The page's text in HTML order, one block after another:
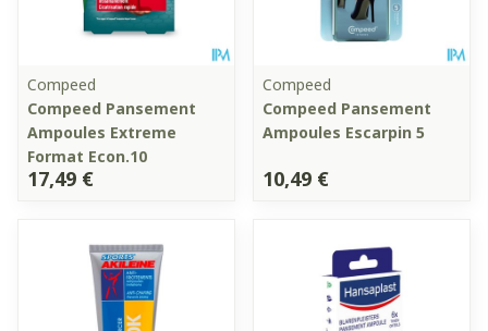
Compeed
Compeed Pansement
Ampoules Extreme
Format Econ.10
17,49 €
Compeed
Compeed Pansement
Ampoules Escarpin 5
10,49 €